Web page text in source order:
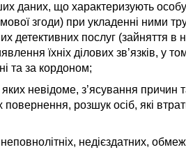
даних, що характеризують
згоди) при укладенні ними
детективних послуг (зайняття в
їхніх ділових зв’язків, у
та за кордоном;
невідоме, з’ясування причин
розшук осіб, які
недієздатних,